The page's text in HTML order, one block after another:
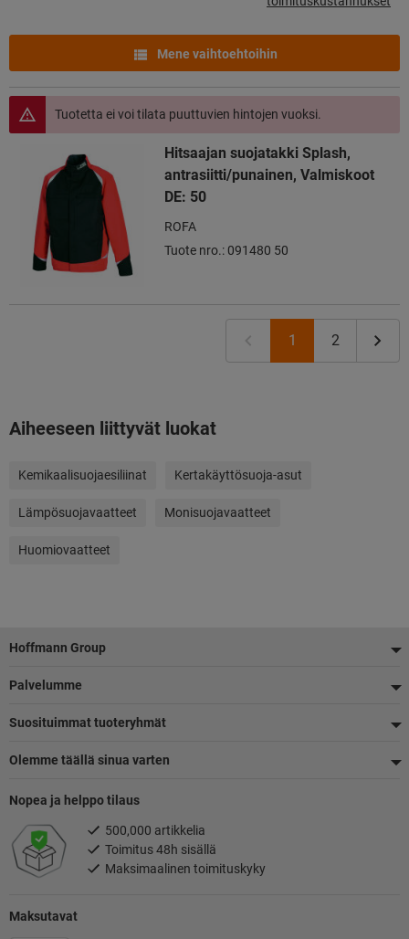
Mene vaihtoehtoihin
Tuotetta ei voi tilata puuttuvien hintojen vuoksi.
Hitsaajan suojatakki Splash,
antrasiitti/punainen, Valmiskoot
DE: 50
ROFA
Tuote nro.: 091480 50
1 2
Aiheeseen liittyvät luokat
Kemikaalisuojaesiliinat Kertakäyttösuoja-asut
Lämpösuojavaatteet Monisuojavaatteet
Huomiovaatteet
Alatunniste
Hoffmann Group
Palvelumme
Suosituimmat tuoteryhmät
Olemme täällä sinua varten
Maksutavat
Nopea ja helppo tilaus
500,000 artikkelia
Toimitus 48h sisällä
Maksimaalinen toimituskyky